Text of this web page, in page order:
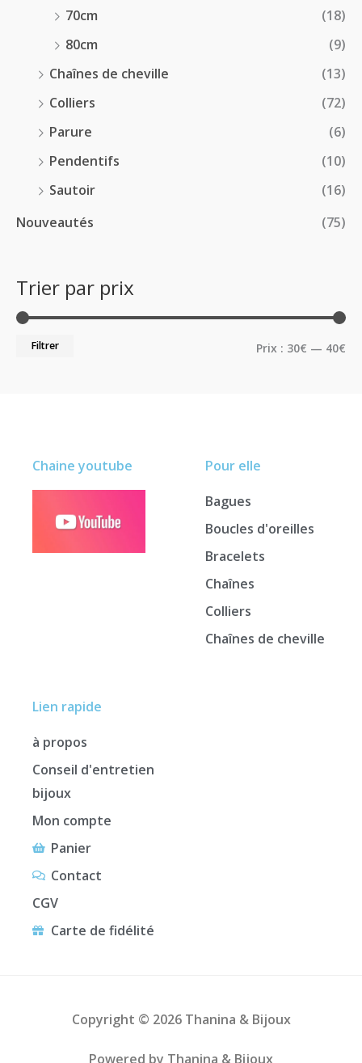
70cm
(18)
80cm
(9)
Chaînes de cheville
(13)
Colliers
(72)
Parure
(6)
Pendentifs
(10)
Sautoir
(16)
Nouveautés
(75)
Trier par prix
Filtrer Prix : 30€ — 40€
Lien rapide
à propos
Conseil d'entretien
bijoux
Mon compte
Panier
Contact
CGV
Carte de fidélité
Pour elle
Bagues
Boucles d'oreilles
Bracelets
Chaînes
Colliers
Chaînes de cheville
Chaine youtube
Copyright © 2026 Thanina & Bijoux
Powered by Thanina & Bijoux